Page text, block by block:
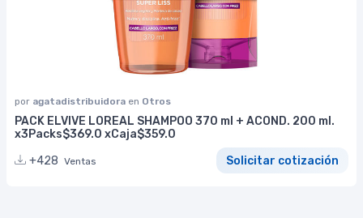
por agatadistribuidora en Otros
PACK ELVIVE LOREAL SHAMPOO 370 ml + ACOND. 200 ml.
x3Packs$369.0 xCaja$359.0
+428 Ventas Solicitar cotización